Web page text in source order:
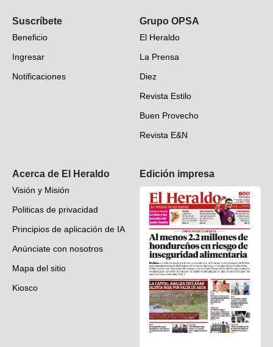
EH Verifica
Fotogalerías
Deportes
Videos
Suscríbete
Beneficio
Ingresar
Notificaciones
Grupo OPSA
El Heraldo
La Prensa
Diez
Revista Estilo
Buen Provecho
Revista E&N
Acerca de El Heraldo
Visión y Misión
Politicas de privacidad
Principios de aplicación de IA
Anúnciate con nosotros
Mapa del sitio
Kiosco
Edición impresa